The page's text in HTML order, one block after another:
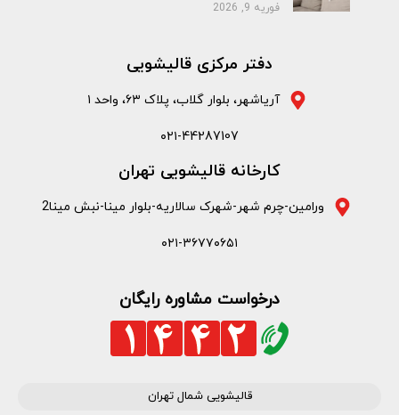
فوریه 9, 2026
دفتر مرکزی قالیشویی
آریاشهر، بلوار گلاب، پلاک ۶۳، واحد ۱
۰۲۱-44287107
کارخانه قالیشویی تهران
ورامین-چرم شهر-شهرک سالاریه-بلوار مینا-نبش مینا2
۰۲۱-۳۶۷۷۰۶۵۱
درخواست مشاوره رایگان
قالیشویی شمال تهران